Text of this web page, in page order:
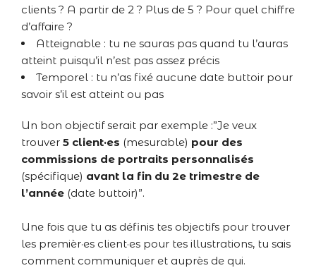
clients ? A partir de 2 ? Plus de 5 ? Pour quel chiffre
d’affaire ?
Atteignable : tu ne sauras pas quand tu l’auras
atteint puisqu’il n’est pas assez précis
Temporel : tu n’as fixé aucune date buttoir pour
savoir s’il est atteint ou pas
Un bon objectif serait par exemple :”Je veux
trouver 5 client·es (mesurable) pour des
commissions de portraits personnalisés
(spécifique) avant la fin du 2e trimestre de
l’année (date buttoir)”.
Une fois que tu as définis tes objectifs pour trouver
les premièr·es client·es pour tes illustrations, tu sais
comment communiquer et auprès de qui.